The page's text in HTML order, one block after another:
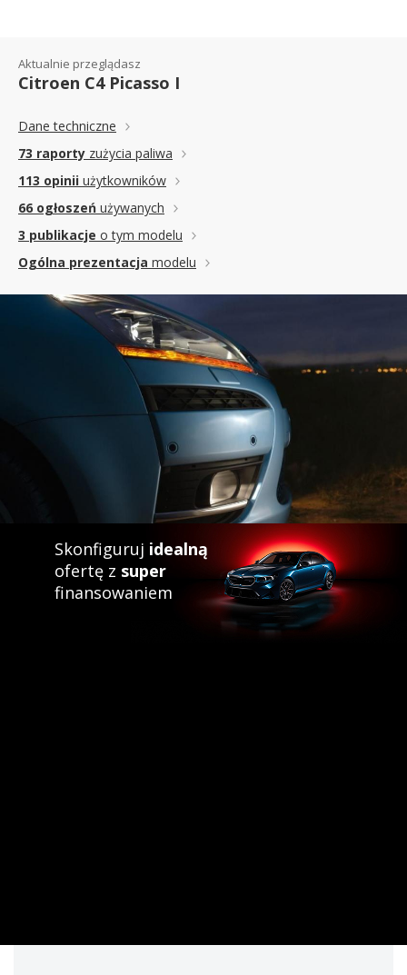
Aktualnie przeglądasz
Citroen C4 Picasso I
Dane techniczne
73 raporty zużycia paliwa
113 opinii użytkowników
66 ogłoszeń używanych
3 publikacje o tym modelu
Ogólna prezentacja modelu
Skonfiguruj idealną
ofertę z super
finansowaniem